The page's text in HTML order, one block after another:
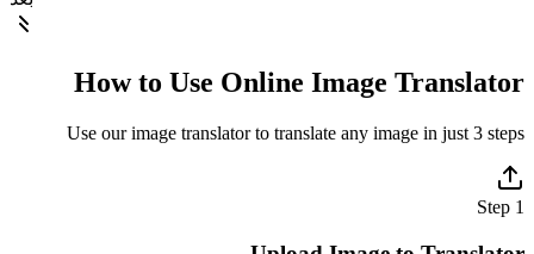
How to Use Online Image
Use our image translator to translate any image in just